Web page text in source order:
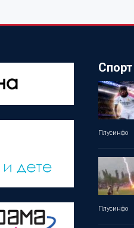
Спорт
Плусинфо
Плусинфо